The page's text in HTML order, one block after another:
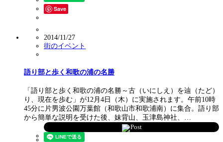
Save
2014/11/27
街のイベント
語り部と歩く和歌の浦の名勝
「語り部と歩く和歌の浦の名勝～古（いにしえ）を辿（たど）
り、現在を歩む」が12月4日（木）に実施されます。午前10時
45分に片男波公園万葉館（和歌山市和歌浦南）に集合。語り部
から簡単な説明を受けた後、妹背山、玉津島神社、…
Post